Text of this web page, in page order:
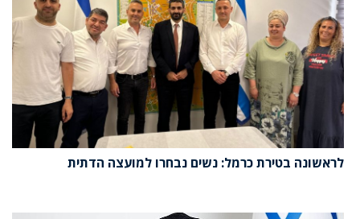
לראשונה בטירת כרמל: נשים נבחרו למועצה הדתית